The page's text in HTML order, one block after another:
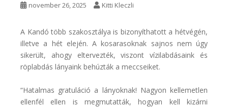
november 26, 2025 Kitti Kleczli
A Kandó több szakosztálya is bizonyíthatott a hétvégén,
illetve a hét elején. A kosarasoknak sajnos nem úgy
sikerült, ahogy eltervezték, viszont vízilabdásaink és
röplabdás lányaink behúzták a meccseiket.
“Hatalmas gratuláció a lányoknak! Nagyon kellemetlen
ellenfél ellen is megmutatták, hogyan kell kizárni